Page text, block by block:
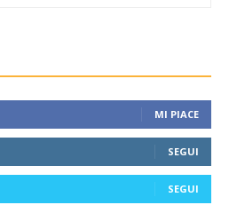
MI PIACE
SEGUI
SEGUI